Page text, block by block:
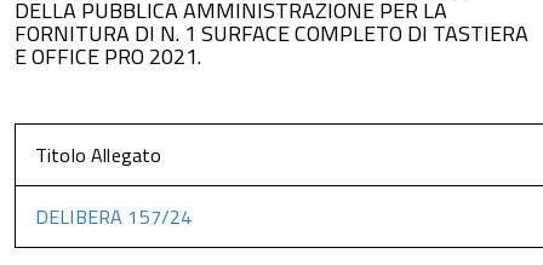
DELLA PUBBLICA AMMINISTRAZIONE PER LA
FORNITURA DI N. 1 SURFACE COMPLETO DI TASTIERA
E OFFICE PRO 2021.
Titolo Allegato
DELIBERA 157/24